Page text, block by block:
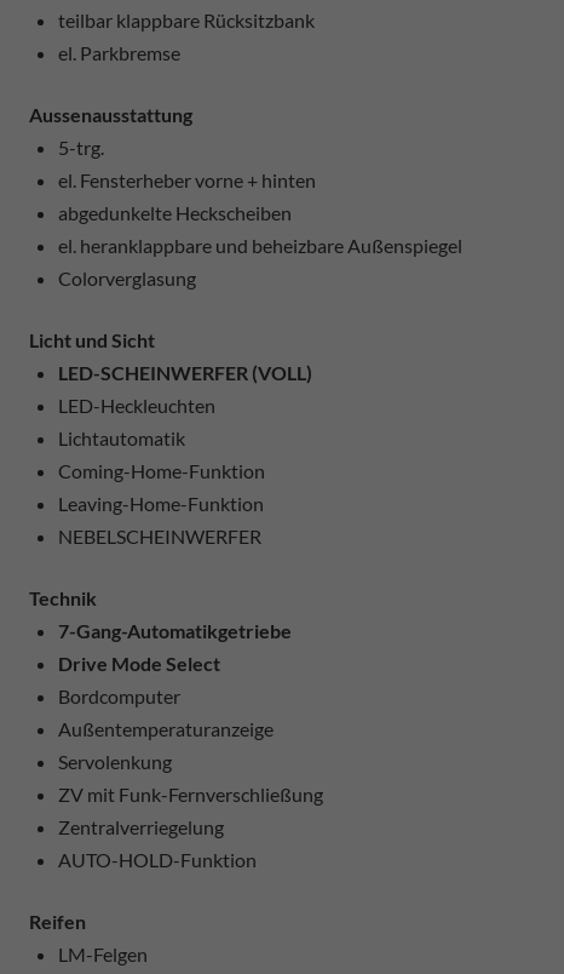
teilbar klappbare Rücksitzbank
el. Parkbremse
Aussenausstattung
5-trg.
el. Fensterheber vorne + hinten
abgedunkelte Heckscheiben
el. heranklappbare und beheizbare Außenspiegel
Colorverglasung
Licht und Sicht
LED-SCHEINWERFER (VOLL)
LED-Heckleuchten
Lichtautomatik
Coming-Home-Funktion
Leaving-Home-Funktion
NEBELSCHEINWERFER
Technik
7-Gang-Automatikgetriebe
Drive Mode Select
Bordcomputer
Außentemperaturanzeige
Servolenkung
ZV mit Funk-Fernverschließung
Zentralverriegelung
AUTO-HOLD-Funktion
Reifen
LM-Felgen